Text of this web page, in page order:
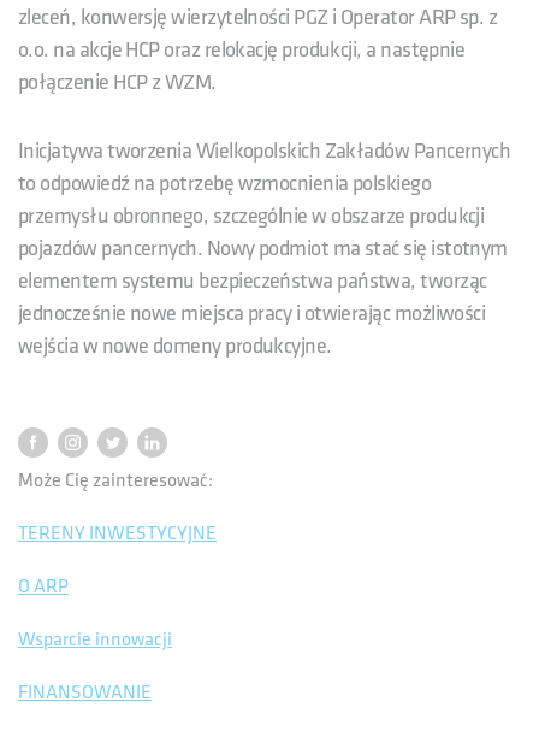
zleceń, konwersję wierzytelności PGZ i Operator ARP sp. z
o.o. na akcje HCP oraz relokację produkcji, a następnie
połączenie HCP z WZM.
Inicjatywa tworzenia Wielkopolskich Zakładów Pancernych
to odpowiedź na potrzebę wzmocnienia polskiego
przemysłu obronnego, szczególnie w obszarze produkcji
pojazdów pancernych. Nowy podmiot ma stać się istotnym
elementem systemu bezpieczeństwa państwa, tworząc
jednocześnie nowe miejsca pracy i otwierając możliwości
wejścia w nowe domeny produkcyjne.
Może Cię zainteresować:
TERENY INWESTYCYJNE
O ARP
Wsparcie innowacji
FINANSOWANIE